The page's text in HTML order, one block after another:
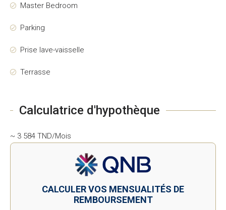
Master Bedroom
Parking
Prise lave-vaisselle
Terrasse
Calculatrice d'hypothèque
~ 3 584 TND/Mois
CALCULER VOS MENSUALITÉS DE
REMBOURSEMENT